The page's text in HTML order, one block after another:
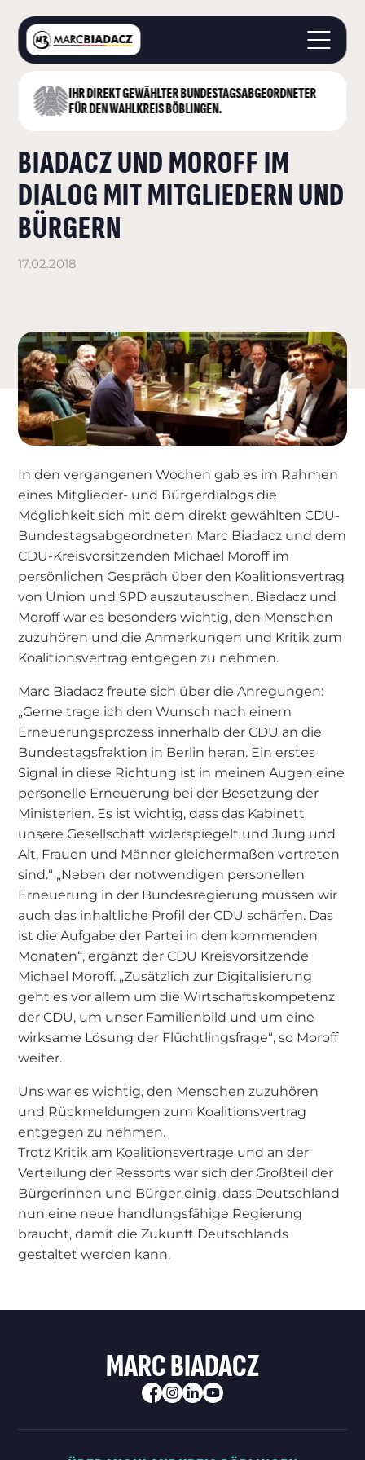
IHR DIREKT GEWÄHLTER BUNDESTAGS­ABGEORDNETER
FÜR DEN WAHLKREIS BÖBLINGEN.
STARTSEITE
LANDKREIS BÖBLINGEN
DEUTSCHER BUNDESTAG
AKTUELLES
BIADACZ UND MOROFF IM
DIALOG MIT MITGLIEDERN UND
BÜRGERN
17.02.2018
In den vergangenen Wochen gab es im Rahmen
eines Mitglieder- und Bürgerdialogs die
Möglichkeit sich mit dem direkt gewählten CDU-
Bundestagsabgeordneten Marc Biadacz und dem
CDU-Kreisvorsitzenden Michael Moroff im
persönlichen Gespräch über den Koalitionsvertrag
von Union und SPD auszutauschen. Biadacz und
Moroff war es besonders wichtig, den Menschen
zuzuhören und die Anmerkungen und Kritik zum
Koalitionsvertrag entgegen zu nehmen.
Marc Biadacz freute sich über die Anregungen:
„Gerne trage ich den Wunsch nach einem
Erneuerungsprozess innerhalb der CDU an die
Bundestagsfraktion in Berlin heran. Ein erstes
Signal in diese Richtung ist in meinen Augen eine
personelle Erneuerung bei der Besetzung der
Ministerien. Es ist wichtig, dass das Kabinett
unsere Gesellschaft widerspiegelt und Jung und
Alt, Frauen und Männer gleichermaßen vertreten
sind.“ „Neben der notwendigen personellen
Erneuerung in der Bundesregierung müssen wir
auch das inhaltliche Profil der CDU schärfen. Das
ist die Aufgabe der Partei in den kommenden
Monaten“, ergänzt der CDU Kreisvorsitzende
Michael Moroff. „Zusätzlich zur Digitalisierung
geht es vor allem um die Wirtschaftskompetenz
der CDU, um unser Familienbild und um eine
wirksame Lösung der Flüchtlingsfrage“, so Moroff
weiter.
Uns war es wichtig, den Menschen zuzuhören
und Rückmeldungen zum Koalitionsvertrag
entgegen zu nehmen.
Trotz Kritik am Koalitionsvertrage und an der
Verteilung der Ressorts war sich der Großteil der
Bürgerinnen und Bürger einig, dass Deutschland
nun eine neue handlungsfähige Regierung
braucht, damit die Zukunft Deutschlands
gestaltet werden kann.
MARC BIADACZ